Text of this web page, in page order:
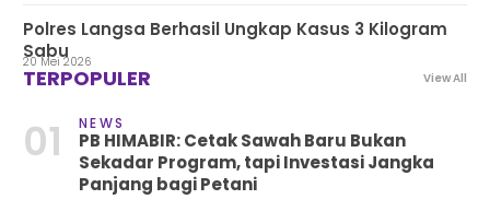
Polres Langsa Berhasil Ungkap Kasus 3 Kilogram
Sabu20 Mei 2026
TERPOPULER View All
01 NEWS
PB HIMABIR: Cetak Sawah Baru Bukan
Sekadar Program, tapi Investasi Jangka
Panjang bagi Petani